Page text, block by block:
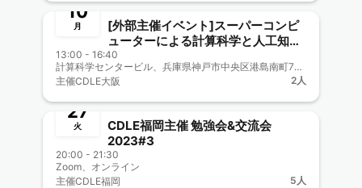
10
月
[外部主催イベント]スーパーコンピ
ューターによる計算科学と人工知能
の融合セミナー
13:00 - 16:40
計算科学センタービル、兵庫県神戸市中央区港島南町7丁目1番28号 計算科学センタービル
主催CDLE大阪 2人
終了
27
火
CDLE福岡主催 勉強会&交流会
2023#3
20:00 - 21:30
Zoom、オンライン
主催CDLE福岡 5人
終了